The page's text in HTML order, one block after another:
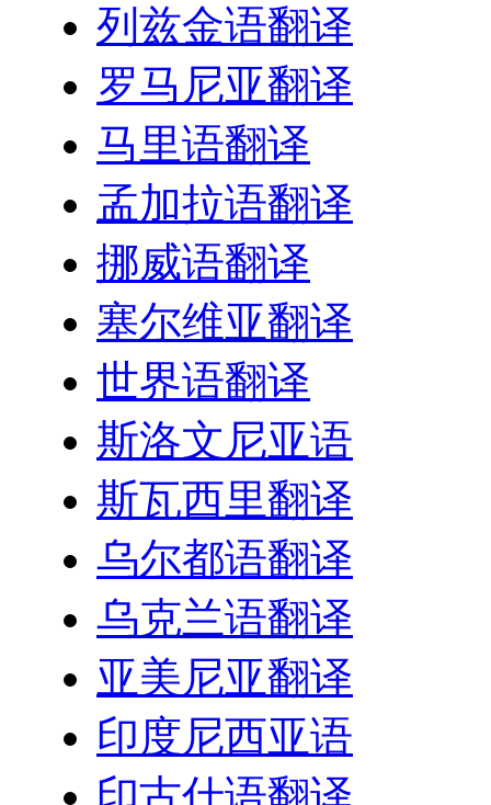
列兹金语翻译
罗马尼亚翻译
马里语翻译
孟加拉语翻译
挪威语翻译
塞尔维亚翻译
世界语翻译
斯洛文尼亚语
斯瓦西里翻译
乌尔都语翻译
乌克兰语翻译
亚美尼亚翻译
印度尼西亚语